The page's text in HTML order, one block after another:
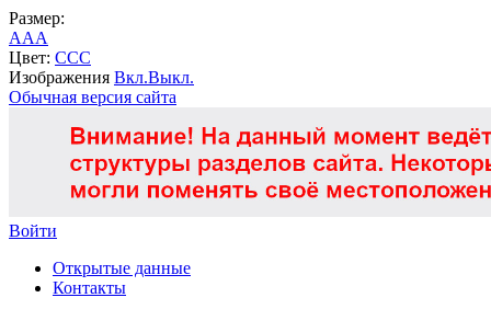
Размер:
AAA
Цвет: CCC
Изображения Вкл.Выкл.
Обычная версия сайта
Войти
Открытые данные
Контакты